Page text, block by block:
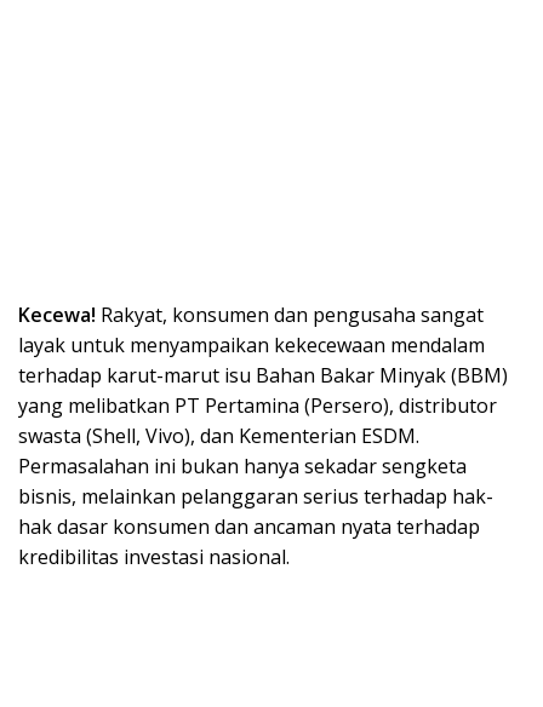
Kecewa! Rakyat, konsumen dan pengusaha sangat
layak untuk menyampaikan kekecewaan mendalam
terhadap karut-marut isu Bahan Bakar Minyak (BBM)
yang melibatkan PT Pertamina (Persero), distributor
swasta (Shell, Vivo), dan Kementerian ESDM.
Permasalahan ini bukan hanya sekadar sengketa
bisnis, melainkan pelanggaran serius terhadap hak-
hak dasar konsumen dan ancaman nyata terhadap
kredibilitas investasi nasional.